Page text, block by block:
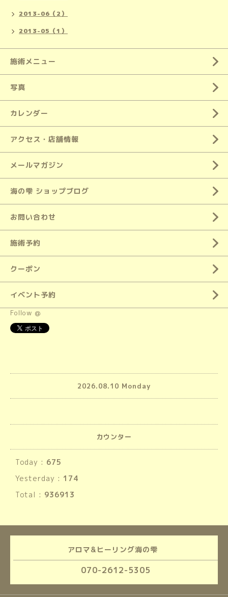
2013-06（2）
2013-05（1）
施術メニュー
写真
カレンダー
アクセス・店舗情報
メールマガジン
海の雫 ショップブログ
お問い合わせ
施術予約
クーポン
イベント予約
Follow @
2026.08.10 Monday
カウンター
Today : 675
Yesterday : 174
Total : 936913
アロマ&ヒーリング海の雫
070-2612-5305